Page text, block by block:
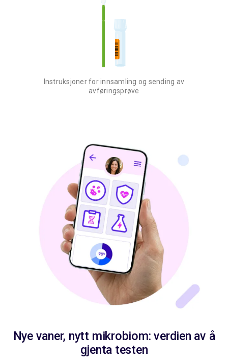
Instruksjoner for innsamling og sending av
avføringsprøve
Nye vaner, nytt mikrobiom: verdien av å
gjenta testen